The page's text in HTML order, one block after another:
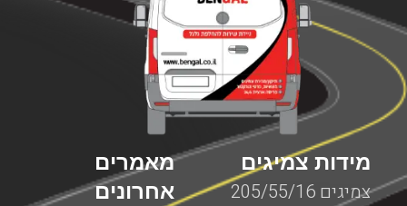
מאמרים
אחרונים
מידות צמיגים
צמיגים 205/55/16